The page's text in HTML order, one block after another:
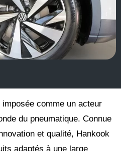
imposée comme un acteur
du pneumatique. Connue
et qualité, Hankook
adaptés à une large